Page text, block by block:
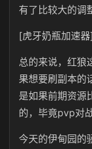
有了比较大的调
[虎牙奶瓶加速器]
总的来说，红狼
果想要刷副本的
是如果前期资源
的，毕竟pvp对
今天的伊甸园的